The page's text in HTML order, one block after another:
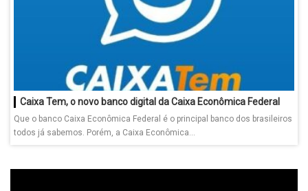
Caixa Tem, o novo banco digital da Caixa Econômica Federal
Que o banco Caixa Econômica Federal é o principal banco dos brasileiros
todos já sabemos. Porém, a Caixa Econômica...